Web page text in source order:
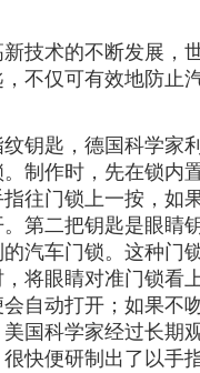
术的不断发展，
不仅可有效地防止
匙，德国科学家
制作时，先在锁内
往门锁上一按，如
第二把钥匙是眼睛
汽车门锁。这种门
将眼睛对准门锁看
自动打开；如果不
国科学家经过长期
快便研制出了以手